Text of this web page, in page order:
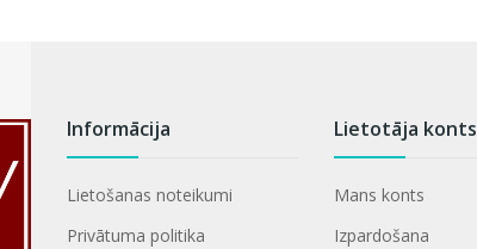
Informācija
Lietošanas noteikumi
Privātuma politika
Lietotāja konts
Mans konts
Izpardošana